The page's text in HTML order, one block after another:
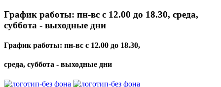
График работы: пн-вс с 12.00 до 18.30, среда,
суббота - выходные дни
График работы: пн-вс с 12.00 до 18.30,
среда, суббота - выходные дни